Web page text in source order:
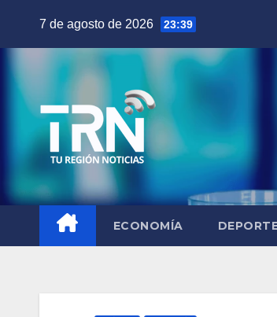
7 de agosto de 2026 23:39
ECONOMÍA